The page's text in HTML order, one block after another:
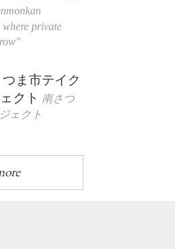
where private
ま市テイク
クト 南さつ
ェクト